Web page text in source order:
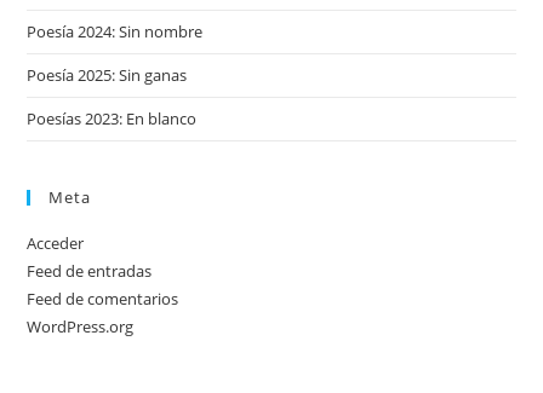
Poesía 2024: Sin nombre
Poesía 2025: Sin ganas
Poesías 2023: En blanco
Meta
Acceder
Feed de entradas
Feed de comentarios
WordPress.org